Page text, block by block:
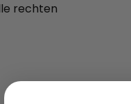
rechten